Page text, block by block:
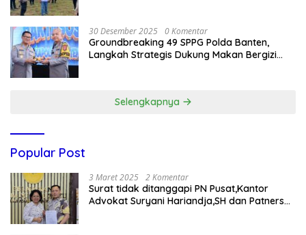
30 Desember 2025 0 Komentar
Groundbreaking 49 SPPG Polda Banten,
Langkah Strategis Dukung Makan Bergizi
Selengkapnya
Popular Post
3 Maret 2025 2 Komentar
Surat tidak ditanggapi PN Pusat,Kantor
Advokat Suryani Hariandja,SH dan Patners